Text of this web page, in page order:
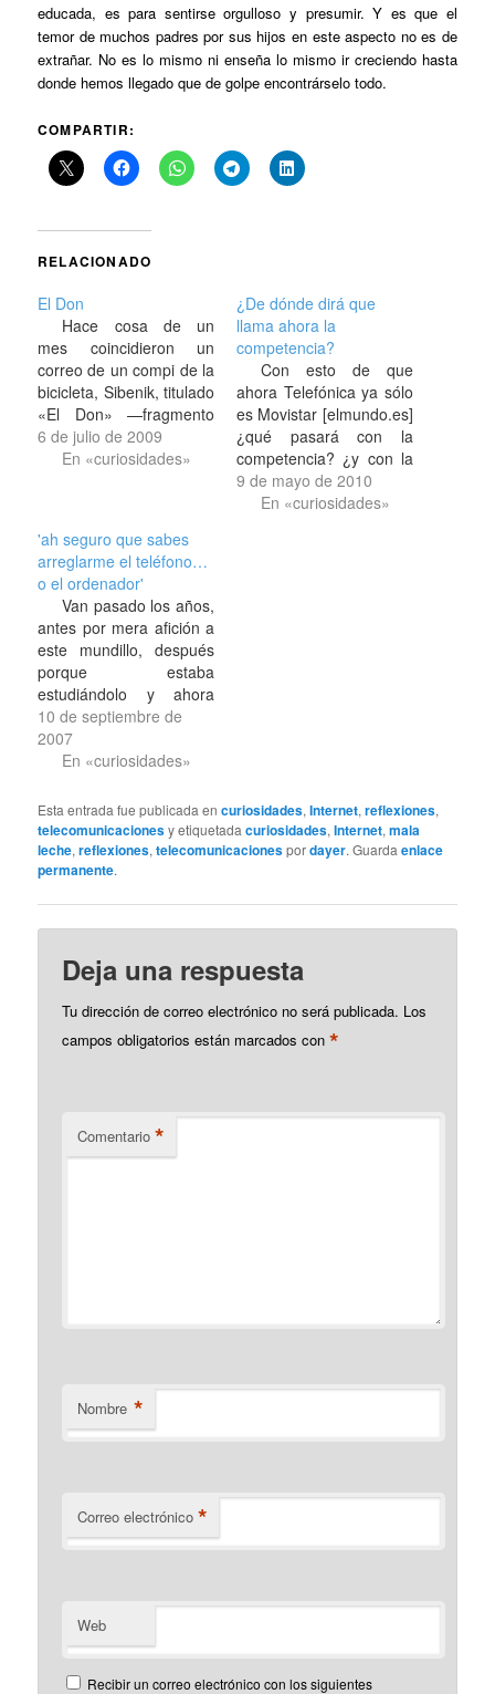
educada, es para sentirse orgulloso y presumir. Y es que el
temor de muchos padres por sus hijos en este aspecto no es de
extrañar. No es lo mismo ni enseña lo mismo ir creciendo hasta
donde hemos llegado que de golpe encontrárselo todo.
COMPARTIR:
RELACIONADO
El Don
Hace cosa de un
mes coincidieron un
correo de un compi de la
bicicleta, Sibenik, titulado
«El Don» —fragmento
en la serie Dilbert: El
don...— con una broma
por mi afición al mundo
del ferrocarril; dos cosas
que…
6 de julio de 2009
En «curiosidades»
¿De dónde dirá que
llama ahora la
competencia?
Con esto de que
ahora Telefónica ya sólo
es Movistar [elmundo.es]
¿qué pasará con la
competencia? ¿y con la
manera de llamarla
como timofónica? Nadie
9 de mayo de 2010
En «curiosidades»
'ah seguro que sabes
arreglarme el teléfono…
o el ordenador'
Van pasado los años,
antes por mera afición a
este mundillo, después
porque estaba
estudiándolo y ahora
porque lo terminé y
continuo en algo de lo
que deriva (la telemática
telecomunicaciones
jeje). Desde hace unos
cuantos años he sentido
atracción por los
10 de septiembre de
2007
En «curiosidades»
Esta entrada fue publicada encuriosidades,Internet,reflexiones,
telecomunicacionesy etiquetadacuriosidades,Internet,mala
leche,reflexiones,telecomunicacionespordayer. Guardaenlace
permanente.
Deja una respuesta
Tu dirección de correo electrónico no será publicada. Los
campos obligatorios están marcados con*
Comentario *
Nombre *
Correo electrónico *
Web
Recibir un correo electrónico con los siguientes